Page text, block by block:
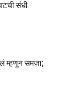
संधी
म्हणून समजा;